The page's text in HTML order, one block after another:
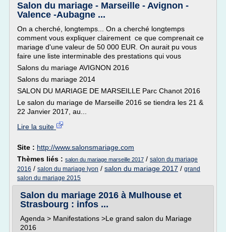
Salon du mariage - Marseille - Avignon -
Valence -Aubagne ...
On a cherché, longtemps... On a cherché longtemps
comment vous expliquer clairement ce que comprenait ce
mariage d'une valeur de 50 000 EUR. On aurait pu vous
faire une liste interminable des prestations qui vous
Salons du mariage AVIGNON 2016
Salons du mariage 2014
SALON DU MARIAGE DE MARSEILLE Parc Chanot 2016
Le salon du mariage de Marseille 2016 se tiendra les 21 &
22 Janvier 2017, au...
Lire la suite
Site : http://www.salonsmariage.com
Thèmes liés : salon du mariage marseille 2017 / salon du mariage
2016 / salon du mariage lyon / salon du mariage 2017 / grand
salon du mariage 2015
Salon du mariage 2016 à Mulhouse et
Strasbourg : infos ...
Agenda > Manifestations >Le grand salon du Mariage
2016